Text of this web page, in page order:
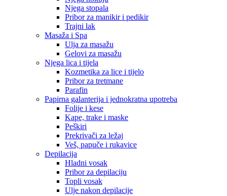
Njega stopala
Pribor za manikir i pedikir
Trajni lak
Masaža i Spa
Ulja za masažu
Gelovi za masažu
Njega lica i tijela
Kozmetika za lice i tijelo
Pribor za tretmane
Parafin
Papirna galanterija i jednokratna upotreba
Folije i kese
Kape, trake i maske
Peškiri
Prekrivači za ležaj
Veš, papuče i rukavice
Depilacija
Hladni vosak
Pribor za depilaciju
Topli vosak
Ulje nakon depilacije